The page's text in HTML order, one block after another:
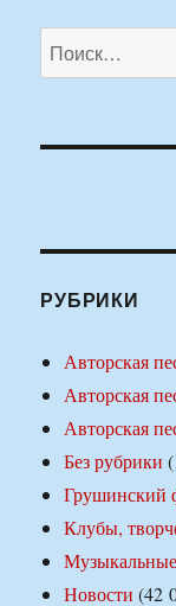
Искать:
РУБРИКИ
Авторская
Авторская
Авторская
Без рубрики
Грушинский
Клубы,
Новости (42